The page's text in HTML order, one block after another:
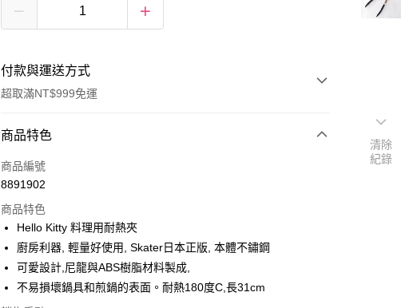
付款與運送方式
超取滿NT$999免運
付款方式
信用卡一次付款
3 期 0 利率 每期 NT$158
合作金庫商業銀行
第一商業銀行
華南商業銀行
彰化商業銀行
國泰世華商業銀行
兆豐國際商業銀行
超商取貨付款
商品特色
商品編號
8891902
商品特色
Hello Kitty 料理用耐熱夾
廚房利器, 輕量好使用, Skater日本正版, 本體不鏽鋼
可愛設計,尼龍與ABS樹脂材料製成,
不易損壞鍋具和煎鍋的表面。耐熱180度C,長31cm
清除
紀錄